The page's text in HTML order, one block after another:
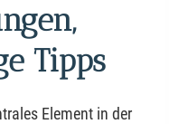
Tipps
Element in der